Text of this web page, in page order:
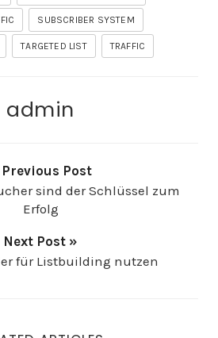
SUBSCRIBER SYSTEM
TARGETED LIST TRAFFIC
admin
Post
sind der Schlüssel zum
Erfolg
Next Post »
für Listbuilding nutzen